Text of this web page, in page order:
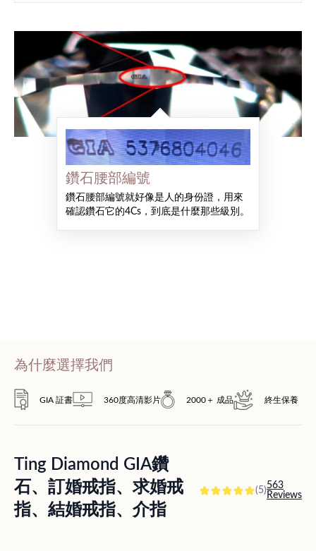
鑽石腰部編號
鑽石腰部編號就好像是人的身份證，用來
確認鑽石它的4Cs，到底是什麼那些級別。
為什麼選擇我們
GIA 証書 360度高清影片 2000＋ 成品 終生保養
Ting Diamond GIA鑽
石、訂婚戒指、求婚戒
指、結婚戒指、介指
(5)563
Reviews